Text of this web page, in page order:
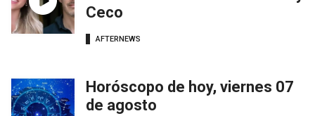
Ceco
AFTERNEWS
Horóscopo de hoy, viernes 07
de agosto